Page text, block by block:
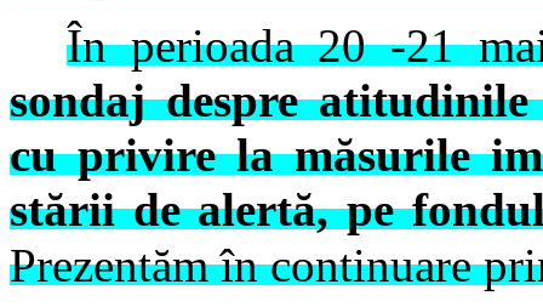
În perioada 20 -21
sondaj despre
cu privire la măsurile
stării de alertă, pe
Prezentăm în continuare